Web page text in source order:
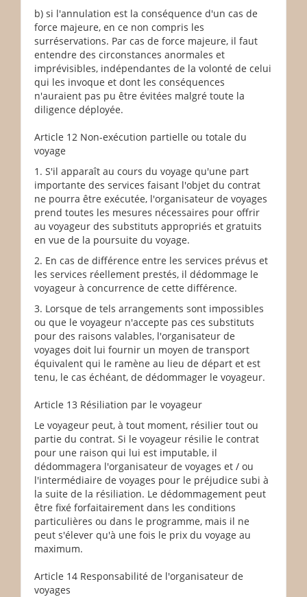
b) si l'annulation est la conséquence d'un cas de
force majeure, en ce non compris les
surréservations. Par cas de force majeure, il faut
entendre des circonstances anormales et
imprévisibles, indépendantes de la volonté de celui
qui les invoque et dont les conséquences
n'auraient pas pu être évitées malgré toute la
diligence déployée.
Article 12 Non-exécution partielle ou totale du
voyage
1. S'il apparaît au cours du voyage qu'une part
importante des services faisant l'objet du contrat
ne pourra être exécutée, l'organisateur de voyages
prend toutes les mesures nécessaires pour offrir
au voyageur des substituts appropriés et gratuits
en vue de la poursuite du voyage.
2. En cas de différence entre les services prévus et
les services réellement prestés, il dédommage le
voyageur à concurrence de cette différence.
3. Lorsque de tels arrangements sont impossibles
ou que le voyageur n'accepte pas ces substituts
pour des raisons valables, l'organisateur de
voyages doit lui fournir un moyen de transport
équivalent qui le ramène au lieu de départ et est
tenu, le cas échéant, de dédommager le voyageur.
Article 13 Résiliation par le voyageur
Le voyageur peut, à tout moment, résilier tout ou
partie du contrat. Si le voyageur résilie le contrat
pour une raison qui lui est imputable, il
dédommagera l'organisateur de voyages et / ou
l'intermédiaire de voyages pour le préjudice subi à
la suite de la résiliation. Le dédommagement peut
être fixé forfaitairement dans les conditions
particulières ou dans le programme, mais il ne
peut s'élever qu'à une fois le prix du voyage au
maximum.
Article 14 Responsabilité de l'organisateur de
voyages